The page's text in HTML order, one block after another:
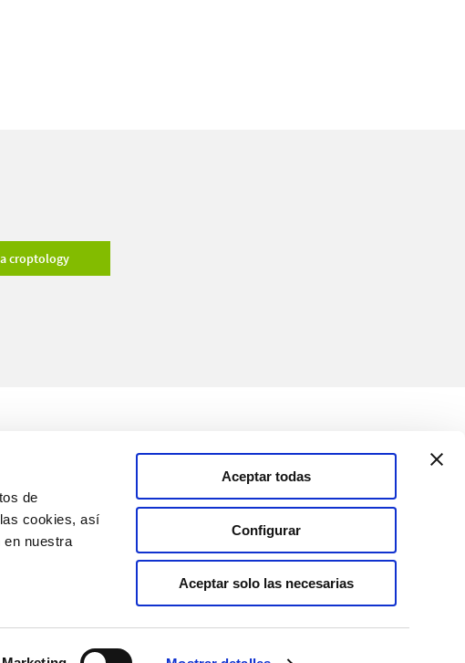
de
cookies, así
en nuestra
Aceptar todas
Configurar
Aceptar solo las necesarias
croptology
Canal de comunicación
España